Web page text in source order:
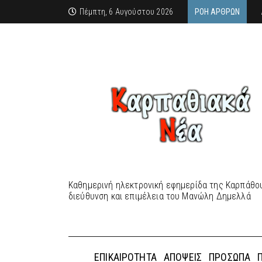
Πέμπτη, 6 Αυγούστου 2026 ΡΟΉ ΆΡΘΡΩΝ
Καθημερινή ηλεκτρονική εφημερίδα της
διεύθυνση και επιμέλεια του Μανώλη Δημελλά
ΕΠΙΚΑΙΡΌΤΗΤΑ ΑΠΌΨΕΙΣ ΠΡΌΣΩΠΑ